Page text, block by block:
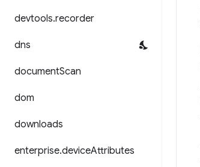
devtools.recorder
dns
documentScan
dom
downloads
enterprise.deviceAttributes